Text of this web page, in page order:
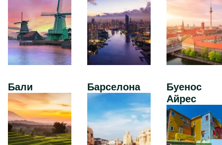
Бали Барселона
Буенос
Айрес